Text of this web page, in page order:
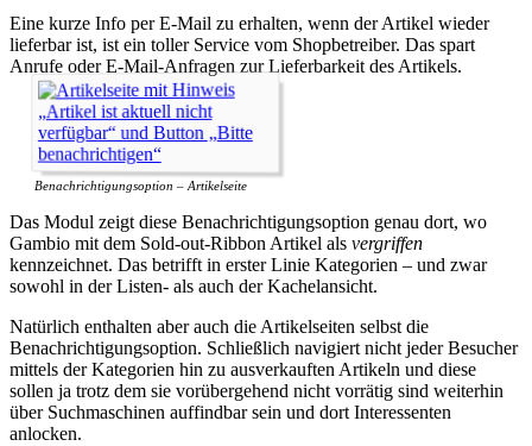
Eine kurze Info per E-Mail zu erhalten, wenn der Artikel wieder
lieferbar ist, ist ein toller Service vom Shopbetreiber. Das spart
Anrufe oder E-Mail-Anfragen zur Lieferbarkeit des Artikels.
Benachrichtigungsoption – Artikelseite
Das Modul zeigt diese Benachrichtigungsoption genau dort, wo
Gambio mit dem Sold-out-Ribbon Artikel als vergriffen
kennzeichnet. Das betrifft in erster Linie Kategorien – und zwar
sowohl in der Listen- als auch der Kachelansicht.
Natürlich enthalten aber auch die Artikelseiten selbst die
Benachrichtigungsoption. Schließlich navigiert nicht jeder Besucher
mittels der Kategorien hin zu ausverkauften Artikeln und diese
sollen ja trotz dem sie vorübergehend nicht vorrätig sind weiterhin
über Suchmaschinen auffindbar sein und dort Interessenten
anlocken.